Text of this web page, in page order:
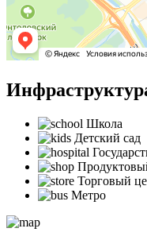
Школа
Детский сад
Торговый
Метро